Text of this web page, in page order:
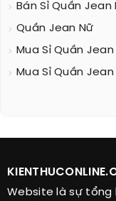
Bán Sỉ Quần Jean
Quần Jean Nữ
Mua Sỉ Quần
Mua Sỉ Quần Jean
Website là sự tổng